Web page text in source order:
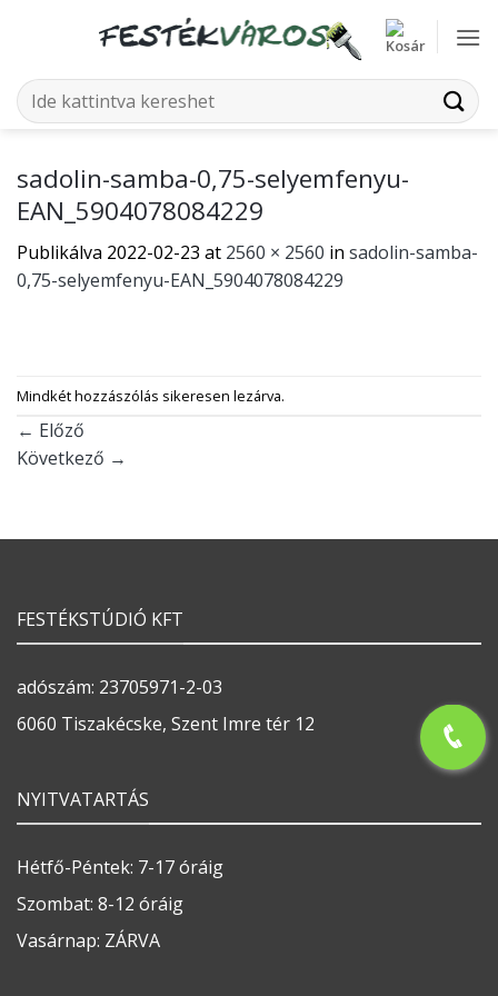
Keresés
a
sadolin-samba-0,75-selyemfenyu-
EAN_5904078084229
Publikálva 2022-02-23 at 2560 × 2560 in sadolin-samba-
0,75-selyemfenyu-EAN_5904078084229
Mindkét hozzászólás sikeresen lezárva.
← Előző
Következő →
FESTÉKSTÚDIÓ KFT
adószám: 23705971-2-03
6060 Tiszakécske, Szent Imre tér 12
NYITVATARTÁS
Hétfő-Péntek: 7-17 óráig
Szombat: 8-12 óráig
Vasárnap: ZÁRVA